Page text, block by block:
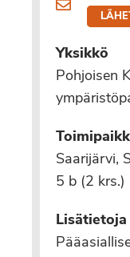
Yksikkö
Pohjoisen
Saarijärvi,
5 b (2 krs.)
Lisätietoja